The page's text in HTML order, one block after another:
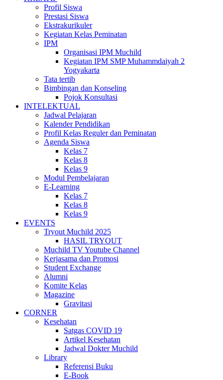
Profil Siswa
Prestasi Siswa
Ekstrakurikuler
Kegiatan Kelas Peminatan
IPM
Organisasi IPM Muchild
Kegiatan IPM SMP Muhammdaiyah 2
Yogyakarta
Tata tertib
Bimbingan dan Konseling
Pojok Konsultasi
INTELEKTUAL
Jadwal Pelajaran
Kalender Pendidikan
Profil Kelas Reguler dan Peminatan
Agenda Siswa
Kelas 7
Kelas 8
Kelas 9
Modul Pembelajaran
E-Learning
Kelas 7
Kelas 8
Kelas 9
EVENTS
Tryout Muchild 2025
HASIL TRYOUT
Muchild TV Youtube Channel
Kerjasama dan Promosi
Student Exchange
Alumni
Komite Kelas
Magazine
Gravitasi
CORNER
Kesehatan
Satgas COVID 19
Artikel Kesehatan
Jadwal Dokter Muchild
Library
Referensi Buku
E-Book